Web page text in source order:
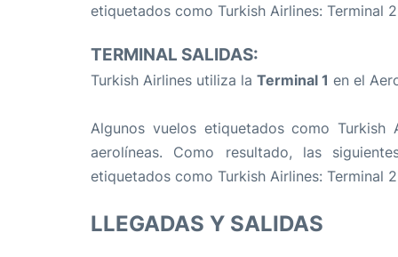
etiquetados como Turkish Airlines: Terminal
TERMINAL SALIDAS:
Turkish Airlines utiliza la Terminal 1 en el
Algunos vuelos etiquetados como
aerolíneas. Como resultado, las
etiquetados como Turkish Airlines: Terminal
LLEGADAS Y SALIDAS